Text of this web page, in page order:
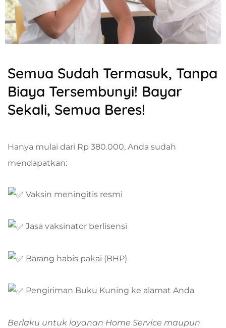
Semua Sudah Termasuk, Tanpa
Biaya Tersembunyi! Bayar
Sekali, Semua Beres!
Hanya mulai dari Rp 380.000, Anda sudah
mendapatkan:
Vaksin meningitis resmi
Jasa vaksinator berlisensi
Barang habis pakai (BHP)
Pengiriman Buku Kuning ke alamat Anda
Berlaku untuk layanan Home Service maupun